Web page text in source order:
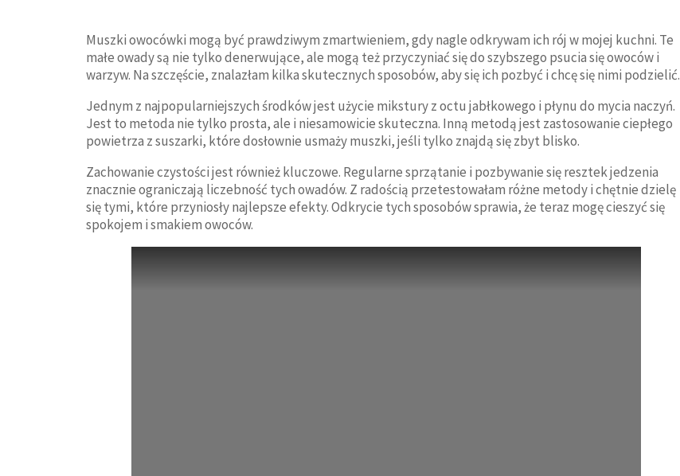
Muszki owocówki mogą być prawdziwym zmartwieniem, gdy nagle odkrywam ich rój w mojej kuchni. Te
małe owady są nie tylko denerwujące, ale mogą też przyczyniać się do szybszego psucia się owoców i
warzyw. Na szczęście, znalazłam kilka skutecznych sposobów, aby się ich pozbyć i chcę się nimi podzielić.
Jednym z najpopularniejszych środków jest użycie mikstury z octu jabłkowego i płynu do mycia naczyń.
Jest to metoda nie tylko prosta, ale i niesamowicie skuteczna. Inną metodą jest zastosowanie ciepłego
powietrza z suszarki, które dosłownie usmaży muszki, jeśli tylko znajdą się zbyt blisko.
Zachowanie czystości jest również kluczowe. Regularne sprzątanie i pozbywanie się resztek jedzenia
znacznie ograniczają liczebność tych owadów. Z radością przetestowałam różne metody i chętnie dzielę
się tymi, które przyniosły najlepsze efekty. Odkrycie tych sposobów sprawia, że teraz mogę cieszyć się
spokojem i smakiem owoców.